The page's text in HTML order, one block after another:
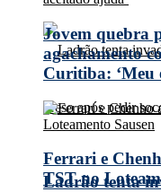
Ladrão tenta
Jovem quebra
agachamento
Curitiba: ‘Meu
Ferrari e
TST no